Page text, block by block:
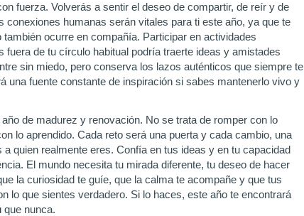
fuerza. Volverás a sentir el deseo de compartir, de reír y de
conexiones humanas serán vitales para ti este año, ya que te
ocurre en compañía. Participar en actividades
fuera de tu círculo habitual podría traerte ideas y amistades
sin miedo, pero conserva los lazos auténticos que siempre te
una fuente constante de inspiración si sabes mantenerlo vivo y
de madurez y renovación. No se trata de romper con lo
lo aprendido. Cada reto será una puerta y cada cambio, una
quien realmente eres. Confía en tus ideas y en tu capacidad
El mundo necesita tu mirada diferente, tu deseo de hacer
la curiosidad te guíe, que la calma te acompañe y que tus
lo que sientes verdadero. Si lo haces, este año te encontrará
que nunca.